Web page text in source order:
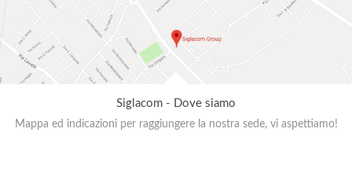
Siglacom - Dove siamo
Mappa ed indicazioni per raggiungere la nostra sede, vi aspettiamo!